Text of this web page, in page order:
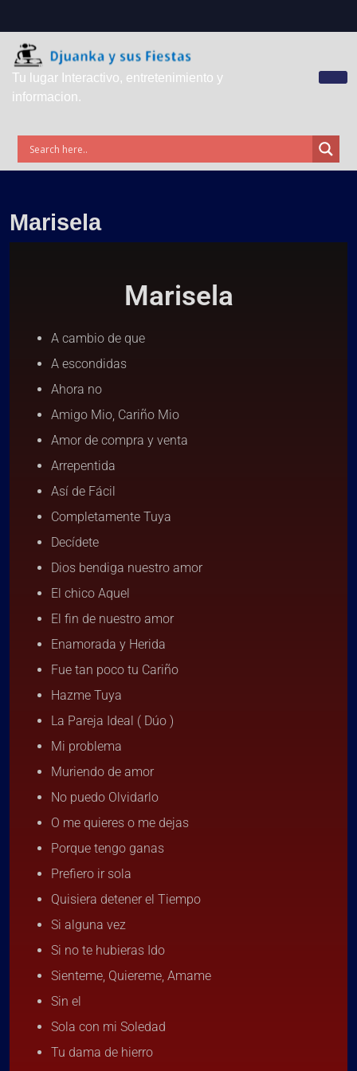
Tu lugar Interactivo, entretenimiento y
informacion.
Marisela
Marisela
A cambio de que
A escondidas
Ahora no
Amigo Mio, Cariño Mio
Amor de compra y venta
Arrepentida
Así de Fácil
Completamente Tuya
Decídete
Dios bendiga nuestro amor
El chico Aquel
El fin de nuestro amor
Enamorada y Herida
Fue tan poco tu Cariño
Hazme Tuya
La Pareja Ideal ( Dúo )
Mi problema
Muriendo de amor
No puedo Olvidarlo
O me quieres o me dejas
Porque tengo ganas
Prefiero ir sola
Quisiera detener el Tiempo
Si alguna vez
Si no te hubieras Ido
Sienteme, Quiereme, Amame
Sin el
Sola con mi Soledad
Tu dama de hierro